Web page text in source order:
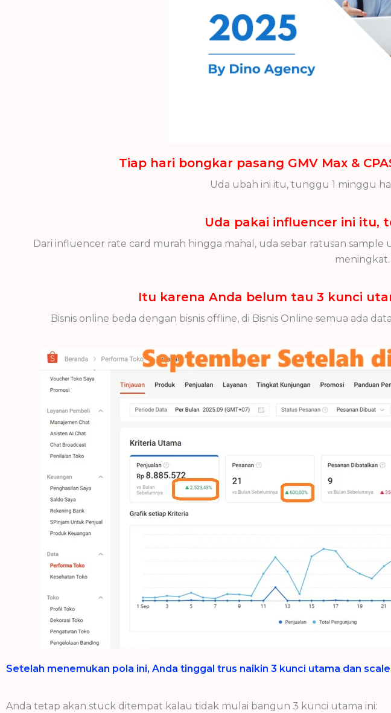
Tiap hari bongkar pasang GMV Max &
Uda ubah ini itu, tunggu 1 minggu
Uda pakai influencer ini itu,
Dari influencer rate card murah hingga mahal, uda sebar ratusan
meningkat.
Itu karena Anda belum tau 3 kunci
Bisnis online beda dengan bisnis offline, di Bisnis Online semua ada
Setelah menemukan pola ini, Anda tinggal trus naikin 3 kunci utama dan
Anda tetap akan stuck ditempat kalau tidak mulai bangun 3 kunci utama ini: